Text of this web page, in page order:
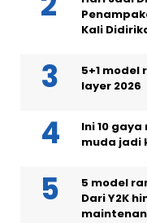
Kali
5+1
layer 2026
Ini 10
muda jadi
5 model
Dari Y2K